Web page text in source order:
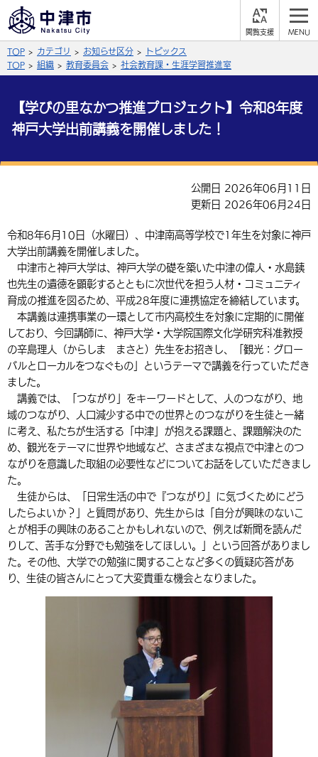
ふりがなをつける
よみあげる
背景色
黒 青
文字の大きさ
拡大 標準 縮小
言語を選択
英語（English） 中国語（簡体字）
中国語（繁体字） 韓国語（한국어）
公式SNS
サイト内検索
届出・登録・証明
福祉・介護 健康・予防
税金 住宅・インフラ
環境・衛生 生涯学習・スポーツ・人権
選挙 外国人の方向け情報
事業者の方へ
入札・契約 産業・雇用
農林水産業 税金
都市整備
子育て・教育
施設情報 子どもを預ける
手当・助成 健康・医療
相談・支援・情報 計画・施策
観光・移住
観光なび スポットを探す
遊ぶ・体験する グルメ・食べる
買う・おみやげ 四季のイベント・祭り
移住・定住
市政情報
中津市について 市役所の紹介
地方創生・地域活性化 広報・広聴
行政・計画
TOP カテゴリ お知らせ区分
トピックス
TOP
組織 教育委員会 社会教育課・生涯学習推進室
【学びの里なかつ推進プロジェクト】令和8年度
神戸大学出前講義を開催しました！
公開日 2026年06月11日
更新日 2026年06月24日
令和8年6月10日（水曜日）、中津南高等学校で1年生を対象に神戸
大学出前講義を開催しました。
中津市と神戸大学は、神戸大学の礎を築いた中津の偉人・水島銕
也先生の遺徳を顕彰するとともに次世代を担う人材・コミュニティ
育成の推進を図るため、平成28年度に連携協定を締結しています。
本講義は連携事業の一環として市内高校生を対象に定期的に開催
しており、今回講師に、神戸大学・大学院国際文化学研究科准教授
の辛島理人（からしま まさと）先生をお招きし、「観光：グロー
バルとローカルをつなぐもの」というテーマで講義を行っていただき
ました。
講義では、「つながり」をキーワードとして、人のつながり、地
域のつながり、人口減少する中での世界とのつながりを生徒と一緒
に考え、私たちが生活する「中津」が抱える課題と、課題解決のた
め、観光をテーマに世界や地域など、さまざまな視点で中津とのつ
ながりを意識した取組の必要性などについてお話をしていただきまし
た。
生徒からは、「日常生活の中で『つながり』に気づくためにどう
したらよいか？」と質問があり、先生からは「自分が興味のないこ
とが相手の興味のあることかもしれないので、例えば新聞を読んだ
りして、苦手な分野でも勉強をしてほしい。」という回答がありまし
た。その他、大学での勉強に関することなど多くの質疑応答があ
り、生徒の皆さんにとって大変貴重な機会となりました。